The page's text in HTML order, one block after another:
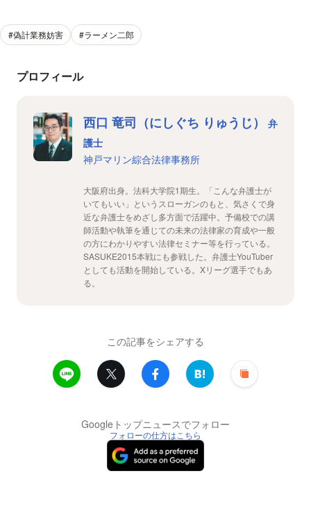
#偽計業務妨害 #ラーメン二郎
プロフィール
西口 竜司（にしぐち りゅうじ）
弁
護士
神戸マリン綜合法律事務所
大阪府出身。法科大学院1期生。「こんな弁護士が
いてもいい」というスローガンのもと、気さくで身
近な弁護士をめざし多方面で活躍中。予備校での講
師活動や執筆を通じての未来の法律家の育成や一般
の方にわかりやすい法律セミナー等を行っている。
SASUKE2015本戦にも参戦した。弁護士YouTuber
としても活動を開始している。Xリーグ選手でもあ
る。
この記事をシェアする
Googleトップニュースでフォロー
フォローの仕方はこちら